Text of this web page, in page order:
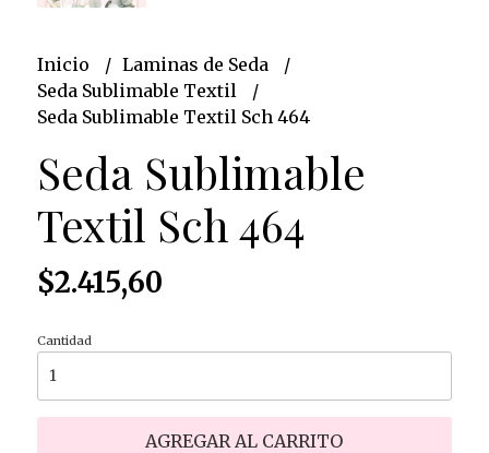
Inicio
Laminas de Seda
Seda Sublimable Textil
Seda Sublimable Textil Sch 464
Seda Sublimable
Textil Sch 464
$2.415,60
Cantidad
AGREGAR AL CARRITO